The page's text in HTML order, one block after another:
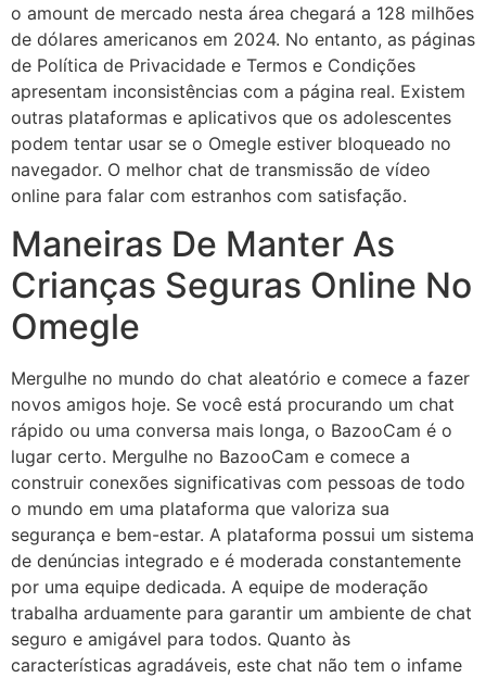
o amount de mercado nesta área chegará a 128 milhões
de dólares americanos em 2024. No entanto, as páginas
de Política de Privacidade e Termos e Condições
apresentam inconsistências com a página real. Existem
outras plataformas e aplicativos que os adolescentes
podem tentar usar se o Omegle estiver bloqueado no
navegador. O melhor chat de transmissão de vídeo
online para falar com estranhos com satisfação.
Maneiras De Manter As
Crianças Seguras Online No
Omegle
Mergulhe no mundo do chat aleatório e comece a fazer
novos amigos hoje. Se você está procurando um chat
rápido ou uma conversa mais longa, o BazooCam é o
lugar certo. Mergulhe no BazooCam e comece a
construir conexões significativas com pessoas de todo
o mundo em uma plataforma que valoriza sua
segurança e bem-estar. A plataforma possui um sistema
de denúncias integrado e é moderada constantemente
por uma equipe dedicada. A equipe de moderação
trabalha arduamente para garantir um ambiente de chat
seguro e amigável para todos. Quanto às
características agradáveis, este chat não tem o infame